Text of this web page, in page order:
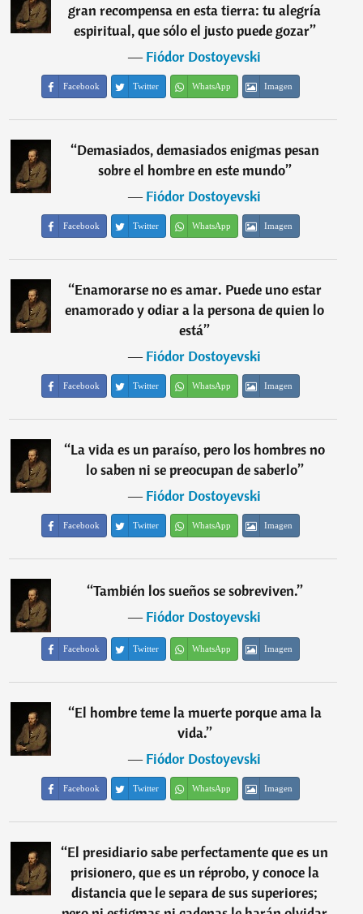
gran recompensa en esta tierra: tu alegría
espiritual, que sólo el justo puede gozar”
―Fiódor Dostoyevski
Facebook Twitter WhatsApp Imagen
“Demasiados, demasiados enigmas pesan
sobre el hombre en este mundo”
―Fiódor Dostoyevski
Facebook Twitter WhatsApp Imagen
“Enamorarse no es amar. Puede uno estar
enamorado y odiar a la persona de quien lo
está”
―Fiódor Dostoyevski
Facebook Twitter WhatsApp Imagen
“La vida es un paraíso, pero los hombres no
lo saben ni se preocupan de saberlo”
―Fiódor Dostoyevski
Facebook Twitter WhatsApp Imagen
“También los sueños se sobreviven.”
―Fiódor Dostoyevski
Facebook Twitter WhatsApp Imagen
“El hombre teme la muerte porque ama la
vida.”
―Fiódor Dostoyevski
Facebook Twitter WhatsApp Imagen
“El presidiario sabe perfectamente que es un
prisionero, que es un réprobo, y conoce la
distancia que le separa de sus superiores;